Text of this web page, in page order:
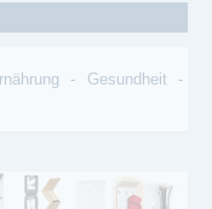
- Gesundheit -